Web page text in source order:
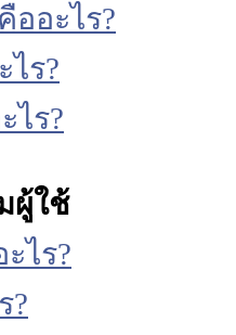
อะไร?
ร?
ไร?
ผู้ใช้
ไร?
?